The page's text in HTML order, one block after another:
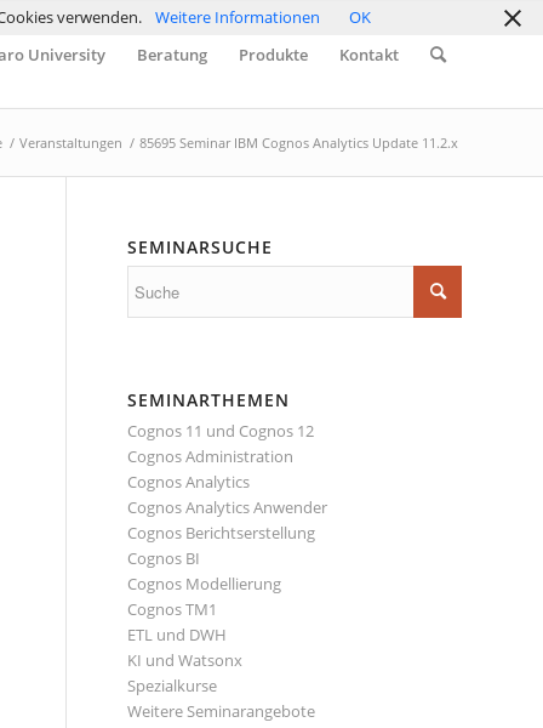
University Beratung Produkte Kontakt
/ Veranstaltungen / 85695 Seminar IBM Cognos Analytics Update 11.2.x
SEMINARSUCHE
SEMINARTHEMEN
Cognos 11 und Cognos 12
Cognos Administration
Cognos Analytics
Cognos Analytics Anwender
Cognos Berichtserstellung
Cognos BI
Cognos Modellierung
Cognos TM1
ETL und DWH
KI und Watsonx
Spezialkurse
Weitere Seminarangebote
verwenden. Weitere Informationen OK